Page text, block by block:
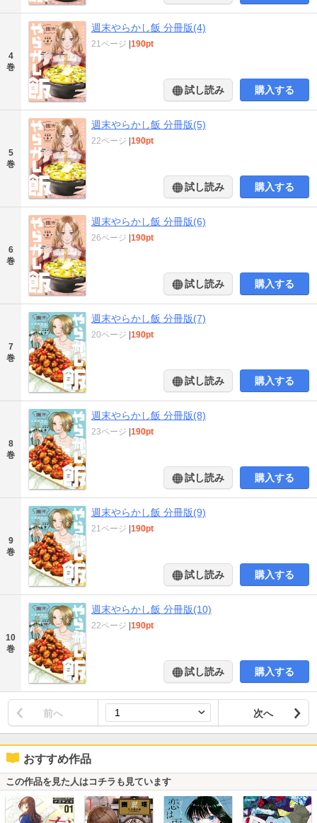
4
巻
週末やらかし飯 分冊版(4)
21ページ |190pt
試し読み 購入する
5
巻
週末やらかし飯 分冊版(5)
22ページ |190pt
試し読み 購入する
6
巻
週末やらかし飯 分冊版(6)
26ページ |190pt
試し読み 購入する
7
巻
週末やらかし飯 分冊版(7)
20ページ |190pt
試し読み 購入する
8
巻
週末やらかし飯 分冊版(8)
23ページ |190pt
試し読み 購入する
9
巻
週末やらかし飯 分冊版(9)
21ページ |190pt
試し読み 購入する
10
巻
週末やらかし飯 分冊版(10)
22ページ |190pt
試し読み 購入する
前へ 次へ
おすすめ作品
この作品を見た人はコチラも見ています